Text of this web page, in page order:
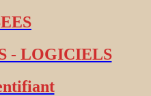
- LOGICIELS